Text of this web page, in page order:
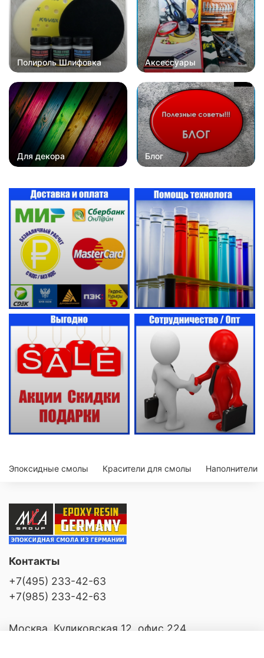
Полироль Шлифовка Аксессуары
Для декора Блог
Эпоксидные смолы Красители для смолы Наполнители
Контакты
+7(495) 233-42-63
+7(985) 233-42-63
Москва, Куликовская 12, офис 224